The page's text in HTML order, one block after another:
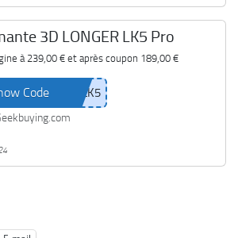
3D LONGER LK5 Pro
à 239,00 €et après coupon 189,00 €
Code